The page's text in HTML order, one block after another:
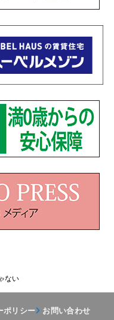
ない
ポリシー お問い合わせ